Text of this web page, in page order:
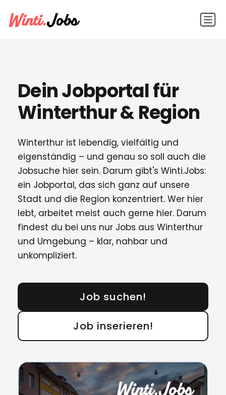
Dein Jobportal für
Winterthur & Region
Winterthur ist lebendig, vielfältig und
eigenständig – und genau so soll auch die
Jobsuche hier sein. Darum gibt's Winti.Jobs:
ein Jobportal, das sich ganz auf unsere
Stadt und die Region konzentriert. Wer hier
lebt, arbeitet meist auch gerne hier. Darum
findest du bei uns nur Jobs aus Winterthur
und Umgebung – klar, nahbar und
unkompliziert.
Job suchen!
Job inserieren!